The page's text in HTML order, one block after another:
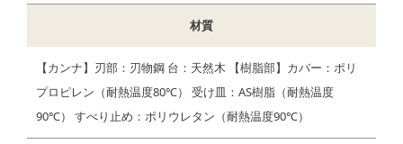
材質
【カンナ】刃部：刃物鋼 台：天然木 【樹脂部】カバー：ポリ
プロピレン（耐熱温度80℃） 受け皿：AS樹脂（耐熱温度
90℃） すべり止め：ポリウレタン（耐熱温度90℃）